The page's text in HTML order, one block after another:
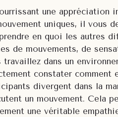
une appréciation
uniques, il vous
en quoi les autres
de mouvements, de
travaillez dans un
constater comment
divergent dans la
un mouvement. Cela
une véritable